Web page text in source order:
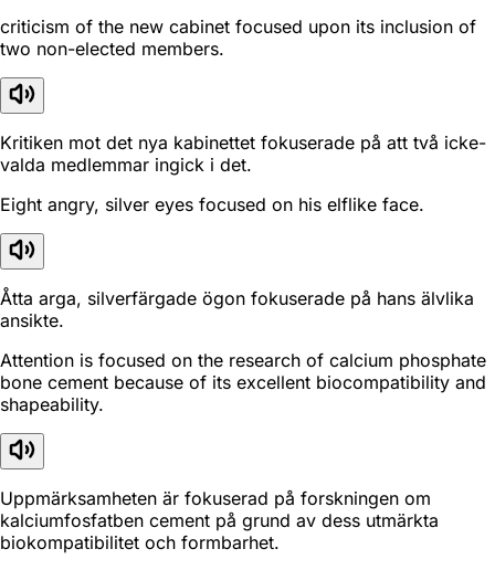
criticism of the new cabinet focused upon its inclusion of
two non-elected members.
Kritiken mot det nya kabinettet fokuserade på att två icke-
valda medlemmar ingick i det.
Eight angry, silver eyes focused on his elflike face.
Åtta arga, silverfärgade ögon fokuserade på hans älvlika
ansikte.
Attention is focused on the research of calcium phosphate
bone cement because of its excellent biocompatibility and
shapeability.
Uppmärksamheten är fokuserad på forskningen om
kalciumfosfatben cement på grund av dess utmärkta
biokompatibilitet och formbarhet.